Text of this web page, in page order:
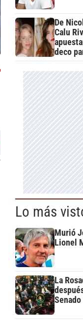
De
Calu
deco
Lo más
Murió
Lionel
La